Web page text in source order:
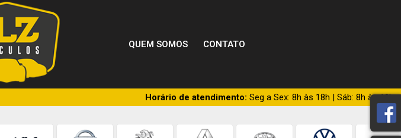
QUEM SOMOS CONTATO
Horário de atendimento: Seg a Sex: 8h às 18h | Sáb: 8h às 13h